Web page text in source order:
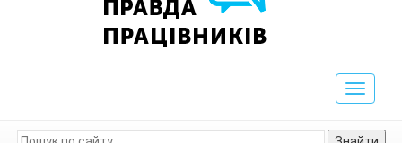
Toggle